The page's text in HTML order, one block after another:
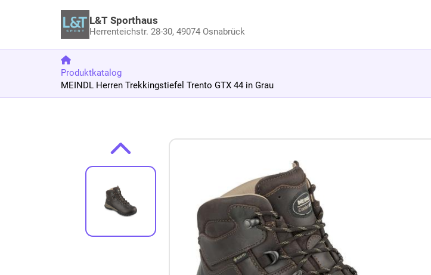
L&T Sporthaus
Herrenteichstr. 28-30,49074 Osnabrück
Produktkatalog
MEINDL Herren Trekkingstiefel Trento GTX 44 in Grau
Zur Produktbeschreibung springen